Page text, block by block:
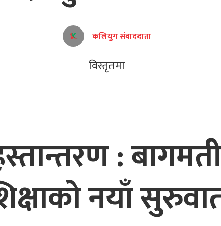
कलियुग संवाददाता
विस्तृतमा
:
नयाँ